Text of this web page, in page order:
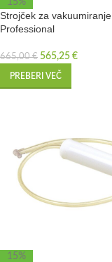
15%
Strojček za vakuumiranje
Professional
665,00€ 565,25 €
PREBERI VEČ
15%